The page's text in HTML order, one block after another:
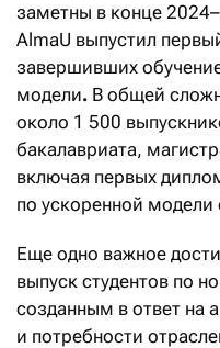
заметны в конце
AlmaU выпустил
завершивших
модели. В общей
около 1 500
бакалавриата,
включая первых
по ускоренной модели
Еще одно важное
выпуск студентов по
созданным в ответ на
и потребности